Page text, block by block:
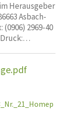
Herausgeber
Asbach-
(0906) 2969-40
Druck:…